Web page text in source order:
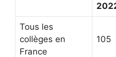
Tous les
collèges en
France
105